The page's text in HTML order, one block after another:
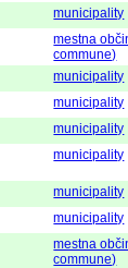
municipality
mestna
commune)
municipality
municipality
municipality
municipality
municipality
municipality
mestna
commune)